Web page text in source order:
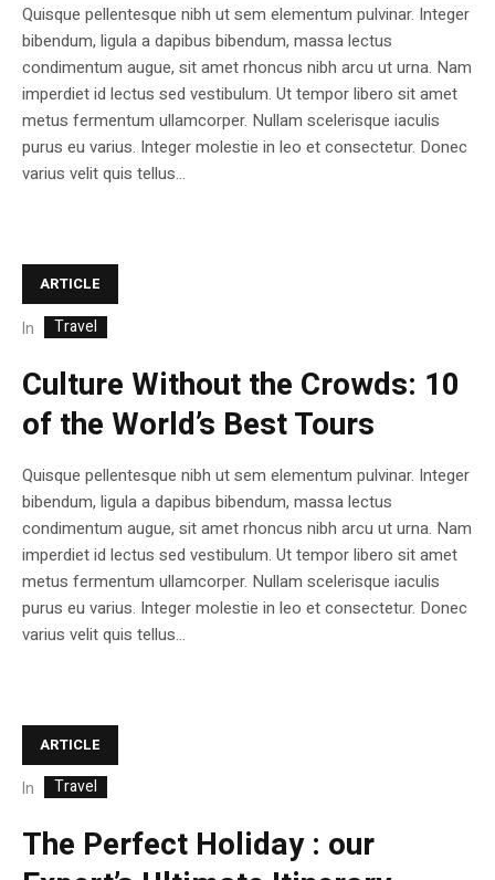
Quisque pellentesque nibh ut sem elementum pulvinar. Integer
bibendum, ligula a dapibus bibendum, massa lectus
condimentum augue, sit amet rhoncus nibh arcu ut urna. Nam
imperdiet id lectus sed vestibulum. Ut tempor libero sit amet
metus fermentum ullamcorper. Nullam scelerisque iaculis
purus eu varius. Integer molestie in leo et consectetur. Donec
varius velit quis tellus...
ARTICLE
In Travel
Culture Without the Crowds: 10
of the World’s Best Tours
Quisque pellentesque nibh ut sem elementum pulvinar. Integer
bibendum, ligula a dapibus bibendum, massa lectus
condimentum augue, sit amet rhoncus nibh arcu ut urna. Nam
imperdiet id lectus sed vestibulum. Ut tempor libero sit amet
metus fermentum ullamcorper. Nullam scelerisque iaculis
purus eu varius. Integer molestie in leo et consectetur. Donec
varius velit quis tellus...
ARTICLE
In Travel
The Perfect Holiday : our